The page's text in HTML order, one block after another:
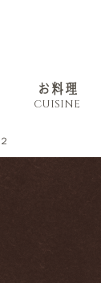
お料理
CUISINE